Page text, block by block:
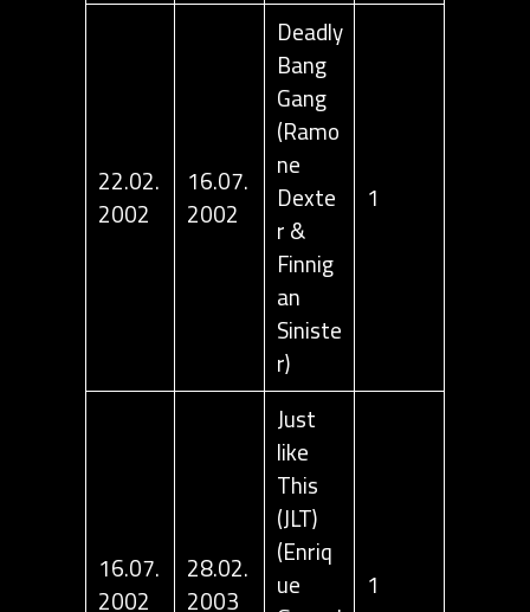
22.02.
2002
16.07.
2002
Deadly
Bang
Gang
(Ramo
ne
Dexte
r &
Finnig
an
Siniste
r)
1
16.07.
2002
28.02.
2003
Just
like
This
(JLT)
(Enriq
ue 1